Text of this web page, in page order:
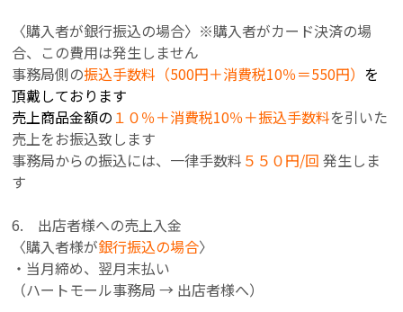
〈購入者が銀行振込の場合〉※購入者がカード決済の場
合、この費用は発生しません
事務局側の振込手数料（500円＋消費税10％＝550円） を
頂戴しております
売上商品金額の １０％＋消費税10％＋振込手数料を引いた
売上をお振込致します
事務局からの振込には、一律手数料 ５５０円/回 発生しま
す
6. 出店者様への売上入金
〈購入者様が銀行振込の場合〉
・当月締め、翌月末払い
（ハートモール事務局 → 出店者様へ）